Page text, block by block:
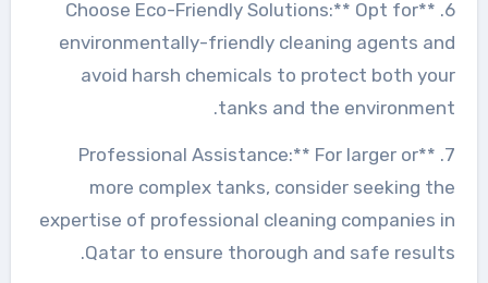
6. **Choose Eco-Friendly Solutions:** Opt for
environmentally-friendly cleaning agents and
avoid harsh chemicals to protect both your
tanks and the environment.
7. **Professional Assistance:** For larger or
more complex tanks, consider seeking the
expertise of professional cleaning companies in
Qatar to ensure thorough and safe results.